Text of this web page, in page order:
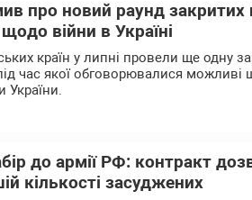
про новий раунд закритих
війни в Україні
країн у липні провели ще одну
час якої обговорювалися можливі
України.
до армії РФ: контракт
кількості засуджених